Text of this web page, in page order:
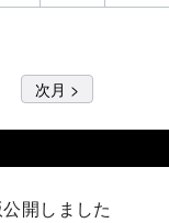
次月 >
開しました